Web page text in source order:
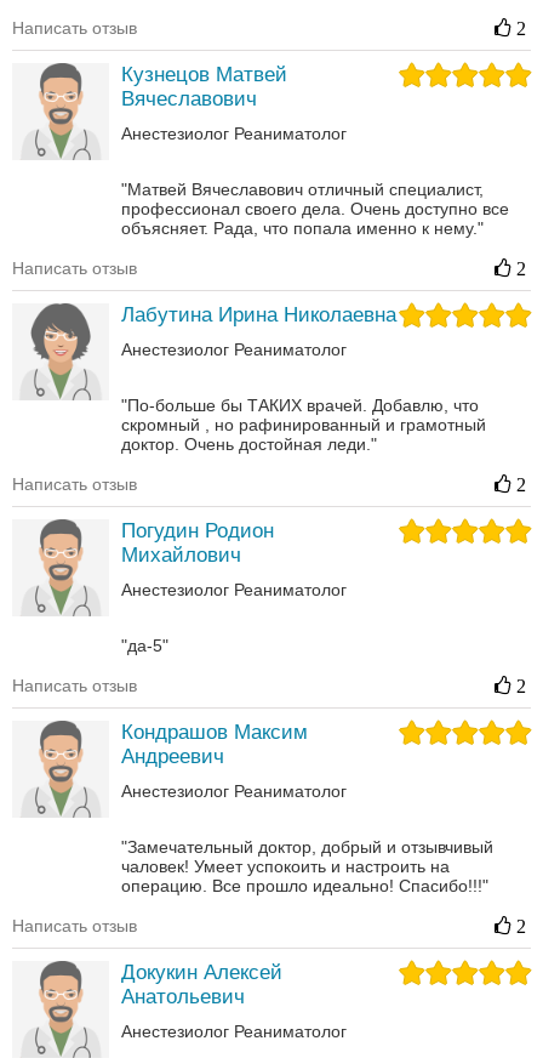
Написать отзыв 2
Кузнецов Матвей
Вячеславович
Анестезиолог Реаниматолог
"Матвей Вячеславович отличный специалист,
профессионал своего дела. Очень доступно все
объясняет. Рада, что попала именно к нему."
Написать отзыв 2
Лабутина Ирина Николаевна
Анестезиолог Реаниматолог
"По-больше бы ТАКИХ врачей. Добавлю, что
скромный , но рафинированный и грамотный
доктор. Очень достойная леди."
Написать отзыв 2
Погудин Родион
Михайлович
Анестезиолог Реаниматолог
"да-5"
Написать отзыв 2
Кондрашов Максим
Андреевич
Анестезиолог Реаниматолог
"Замечательный доктор, добрый и отзывчивый
чаловек! Умеет успокоить и настроить на
операцию. Все прошло идеально! Спасибо!!!"
Написать отзыв 2
Докукин Алексей
Анатольевич
Анестезиолог Реаниматолог